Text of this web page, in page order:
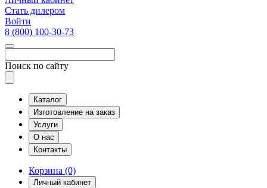
Стать дилером
Войти
8 (800) 100-30-73
Поиск по сайту
Каталог
Изготовление на заказ
Услуги
О нас
Контакты
Корзина (0)
Личный кабинет